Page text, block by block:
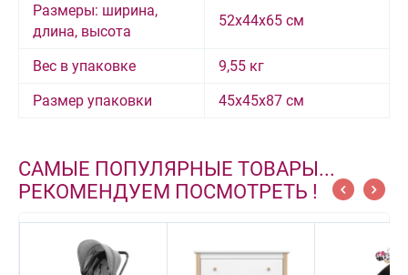
Размеры: ширина,
длина, высота
52х44х65 см
Вес в упаковке
9,55 кг
Размер упаковки
45х45х87 см
САМЫЕ ПОПУЛЯРНЫЕ ТОВАРЫ...
РЕКОМЕНДУЕМ ПОСМОТРЕТЬ !